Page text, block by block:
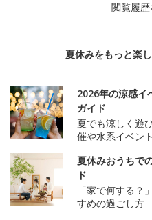
閲覧履
夏休みをもっと楽
2026年の涼感イ
ガイド
夏でも涼しく遊
催や水系イベン
夏休みおうちで
ド
「家で何する？
すめの過ごし方